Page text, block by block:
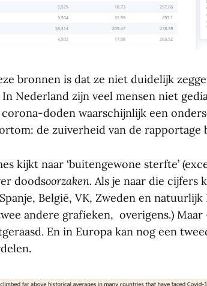
bronnen is dat ze niet duidelijk
In Nederland zijn veel mensen niet
doden waarschijnlijk een
de zuiverheid van de rapportage
kijkt naar ‘buitengewone sterfte’
doodsoorzaken. Als je naar die cijfers
België, VK, Zweden en
andere grafieken, overigens.)
En in Europa kan nog een